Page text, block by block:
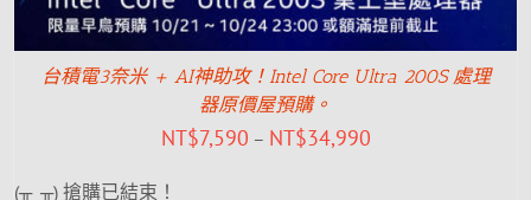
台積電3奈米 + AI神助攻！Intel Core Ultra 200S 處理
器原價屋預購。
NT$7,590 – NT$34,990
(╥_╥) 搶購已結束！